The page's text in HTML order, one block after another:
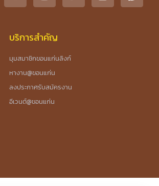
บริการสำคัญ
มุมสมาชิกขอนแก่นลิงก์
หางาน@ขอนแก่น
ลงประกาศรับสมัครงาน
อีเวนต์@ขอนแก่น